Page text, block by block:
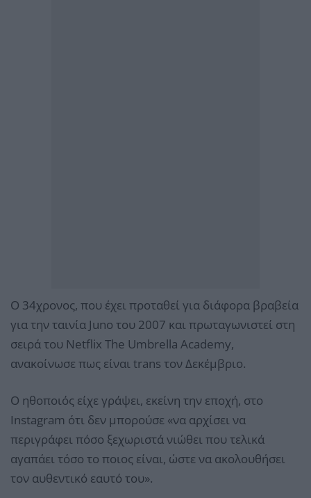
Ο 34χρονος, που έχει προταθεί για διάφορα βραβεία
για την ταινία Juno του 2007 και πρωταγωνιστεί στη
σειρά του Netflix The Umbrella Academy,
ανακοίνωσε πως είναι trans τον Δεκέμβριο.
Ο ηθοποιός είχε γράψει, εκείνη την εποχή, στο
Instagram ότι δεν μπορούσε «να αρχίσει να
περιγράφει πόσο ξεχωριστά νιώθει που τελικά
αγαπάει τόσο το ποιος είναι, ώστε να ακολουθήσει
τον αυθεντικό εαυτό του».